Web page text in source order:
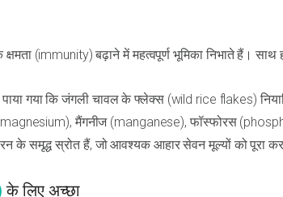
क्षमता (immunity) बढ़ाने में महत्वपूर्ण भूमिका निभाते हैं।
गया कि जंगली चावल के फ्लेक्स (wild rice flakes)
मैंगनीज (manganese), फॉस्फोरस
के समृद्ध स्रोत हैं, जो आवश्यक आहार सेवन मूल्यों को पूरा
के लिए अच्छा